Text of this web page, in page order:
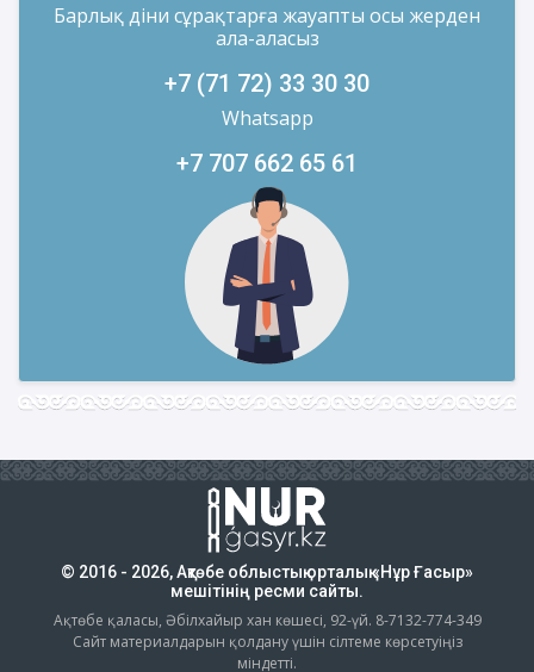
Барлық діни сұрақтарға жауапты осы жерден
ала-аласыз
+7 (71 72) 33 30 30
Whatsapp
+7 707 662 65 61
© 2016 - 2026, Ақтөбе облыстық орталық «Нұр Ғасыр»
мешітінің ресми сайты.
Ақтөбе қаласы, Әбілхайыр хан көшесі, 92-үй. 8-7132-774-349
Сайт материалдарын қолдану үшін сілтеме көрсетуіңіз
міндетті.